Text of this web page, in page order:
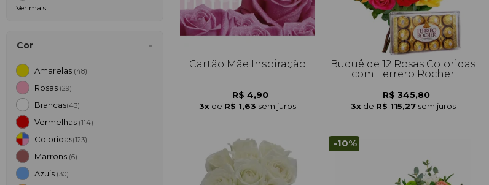
Ver mais
Cor
Amarelas (48)
Rosas (29)
Brancas(43)
Vermelhas (114)
Coloridas(123)
Marrons (6)
Azuis (30)
Cartão Mãe Inspiração
R$ 4,90
3x de R$ 1,63 sem juros
Buquê de 12 Rosas Coloridas
com Ferrero Rocher
R$ 345,80
3x de R$ 115,27 sem juros
-10%